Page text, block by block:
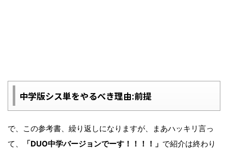
中学版シス単をやるべき理由:前提
で、この参考書、繰り返しになりますが、まあハッキリ言っ
て、
「DUO中学バージョンでーす！！！！」 で紹介は終わり